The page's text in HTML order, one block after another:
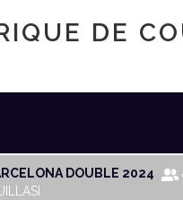
DE
DOUBLE 2024